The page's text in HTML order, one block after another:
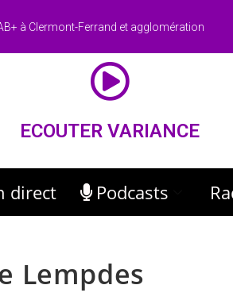
à Clermont-Ferrand et agglomération
ECOUTER VARIANCE
direct Podcasts
Lempdes